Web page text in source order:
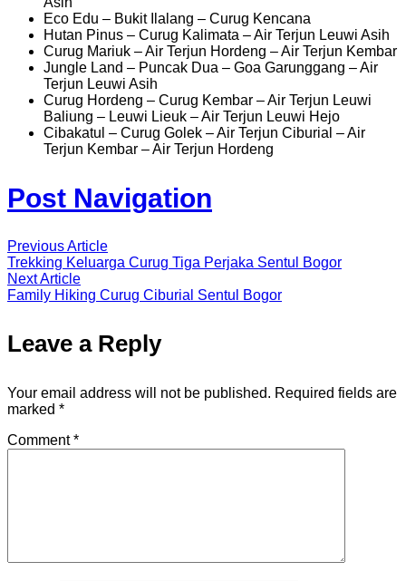
Eco Edu – Bukit Ilalang – Curug Kencana
Hutan Pinus – Curug Kalimata – Air Terjun Leuwi Asih
Curug Mariuk – Air Terjun Hordeng – Air Terjun Kembar
Jungle Land – Puncak Dua – Goa Garunggang – Air
Terjun Leuwi Asih
Curug Hordeng – Curug Kembar – Air Terjun Leuwi
Baliung – Leuwi Lieuk – Air Terjun Leuwi Hejo
Cibakatul – Curug Golek – Air Terjun Ciburial – Air
Terjun Kembar – Air Terjun Hordeng
Post Navigation
Previous Article
Trekking Keluarga Curug Tiga Perjaka Sentul Bogor
Next Article
Family Hiking Curug Ciburial Sentul Bogor
Leave a Reply
Your email address will not be published. Required fields are
marked *
Comment*